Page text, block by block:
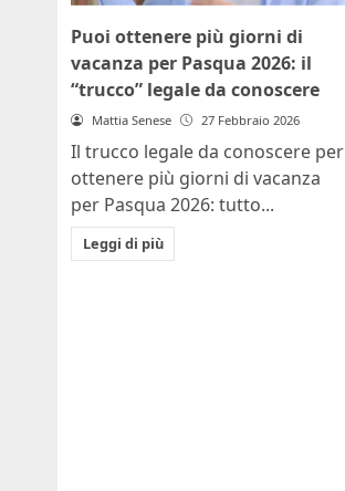
Puoi ottenere più giorni di
vacanza per Pasqua 2026: il
“trucco” legale da conoscere
Mattia Senese 27 Febbraio 2026
Il trucco legale da conoscere per
ottenere più giorni di vacanza
per Pasqua 2026: tutto...
Leggi di più